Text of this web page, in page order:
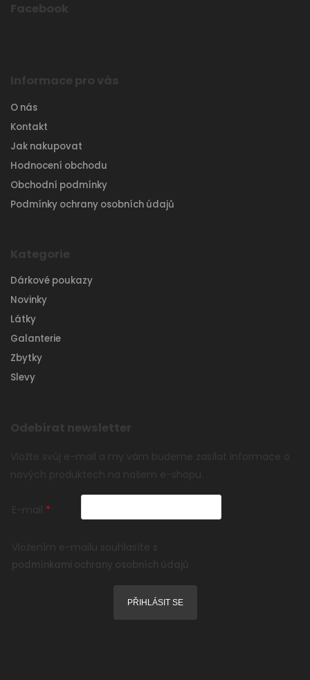
Facebook
Informace pro vás
O nás
Kontakt
Jak nakupovat
Hodnocení obchodu
Obchodní podmínky
Podmínky ochrany osobních údajů
Kategorie
Dárkové poukazy
Novinky
Látky
Galanterie
Zbytky
Slevy
Odebírat newsletter
Vložte svůj e-mail a my vám budeme zasílat informace o
nových produktech na našem e-shopu.
E-mail
Vložením e-mailu souhlasíte s
podmínkami ochrany osobních údajů
PŘIHLÁSIT SE